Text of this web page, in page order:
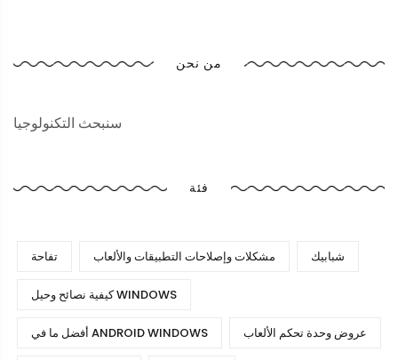
من نحن
سنبحث التكنولوجيا
فئة
تفاحة مشكلات وإصلاحات التطبيقات والألعاب شبابيك
كيفية نصائح وحيل WINDOWS
أفضل ما في ANDROID WINDOWS عروض وحدة تحكم الألعاب